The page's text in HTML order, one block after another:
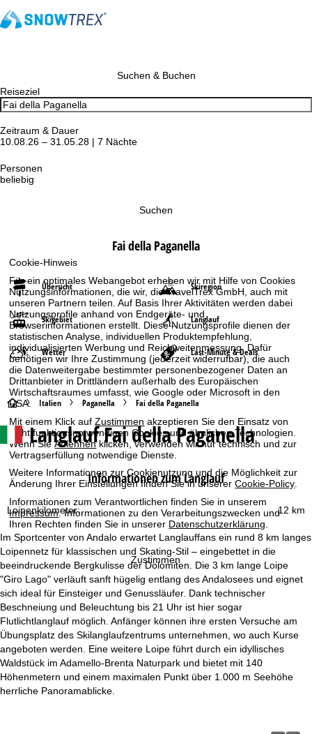
Cookie-Hinweis
Für ein optimales Webangebot erheben wir mit Hilfe von Cookies
Nutzungsinformationen, die wir, die TravelTrex GmbH, auch mit
unseren Partnern teilen. Auf Basis Ihrer Aktivitäten werden dabei
Nutzungsprofile anhand von Endgeräte- und
Browserinformationen erstellt. Diese Nutzungsprofile dienen der
statistischen Analyse, individuellen Produktempfehlung,
individualisierten Werbung und Reichweitenmessung. Dafür
benötigen wir Ihre Zustimmung (jederzeit widerrufbar), die auch
die Datenweitergabe bestimmter personenbezogener Daten an
Drittanbieter in Drittländern außerhalb des Europäischen
Wirtschaftsraumes umfasst, wie Google oder Microsoft in den
USA.
Mit einem Klick aufZustimmen akzeptieren Sie den Einsatz von
nicht funktionsnotwendigen Cookies und ähnlichen Technologien.
Wenn SieAblehnenklicken, verwenden wir nur technisch und zur
Vertragserfüllung notwendige Dienste.
Weitere Informationen zur Cookienutzung und die Möglichkeit zur
Änderung Ihrer Einstellungen finden Sie in unsererCookie-Policy
Informationen zum Verantwortlichen finden Sie in unserem
Impressum. Informationen zu den Verarbeitungszwecken und
Ihren Rechten finden Sie in unserer Datenschutzerklärung
Zustimmen
Suchen & Buchen
Reiseziel
Zeitraum & Dauer
10.08.26 – 31.05.28 | 7 Nächte
Personen
beliebig
Suchen
Fai della Paganella
Übersicht Skiregion
Skigebiet Langlauf
Wetter Last-Minute & Deals
S
t
a
r
t
s
e
i
e
Italien Paganella Fai della Paganella
Langlauf Fai della Paganella
Informationen zum Langlauf
12 km
Loipenkilometer:
Im Sportcenter von Andalo erwartet Langlauffans ein rund 8 km langes
Loipennetz für klassischen und Skating-Stil – eingebettet in die
beeindruckende Bergkulisse der Dolomiten. Die 3 km lange Loipe
"Giro Lago" verläuft sanft hügelig entlang des Andalosees und eignet
sich ideal für Einsteiger und Genussläufer. Dank technischer
Beschneiung und Beleuchtung bis 21 Uhr ist hier sogar
Flutlichtlanglauf möglich. Anfänger können ihre ersten Versuche am
Übungsplatz des Skilanglaufzentrums unternehmen, wo auch Kurse
angeboten werden. Eine weitere Loipe führt durch ein idyllisches
Waldstück im Adamello-Brenta Naturpark und bietet mit 140
Höhenmetern und einem maximalen Punkt über 1.000 m Seehöhe
herrliche Panoramablicke.